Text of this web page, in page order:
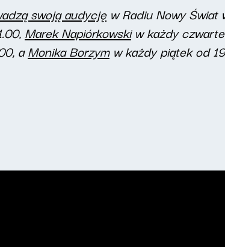
swoją audycjęw Radiu Nowy Świat
Marek Napiórkowskiw każdy
aMonika Borzymw każdy piątek od